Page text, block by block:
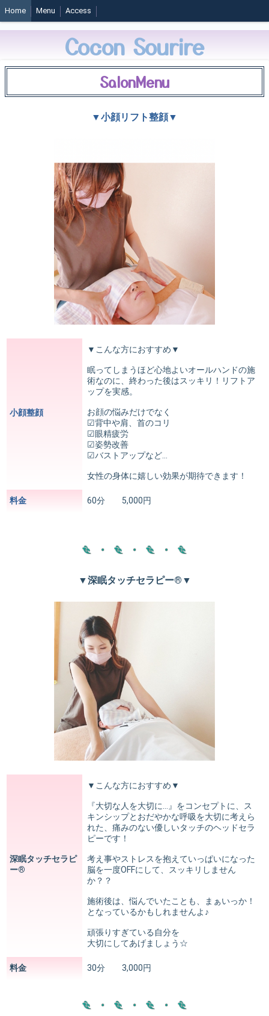
Home Menu Access
Cocon Sourire
SalonMenu
▼小顔リフト整顔▼
小顔整顔
▼こんな方におすすめ▼
眠ってしまうほど心地よいオールハンドの施
術なのに、終わった後はスッキリ！リフトア
ップを実感。
お顔の悩みだけでなく
☑︎背中や肩、首のコリ
☑︎眼精疲労
☑︎姿勢改善
☑︎バストアップなど…
女性の身体に嬉しい効果が期待できます！
料金 60分 5,000円
▼深眠タッチセラピー®︎▼
深眠タッチセラピ
ー®︎
▼こんな方におすすめ▼
『大切な人を大切に…』をコンセプトに、ス
キンシップとおだやかな呼吸を大切に考えら
れた、痛みのない優しいタッチのヘッドセラ
ピーです！
考え事やストレスを抱えていっぱいになった
脳を一度OFFにして、スッキリしません
か？？
施術後は、悩んでいたことも、まぁいっか！
となっているかもしれませんよ♪
頑張りすぎている自分を
大切にしてあげましょう☆
料金 30分 3,000円